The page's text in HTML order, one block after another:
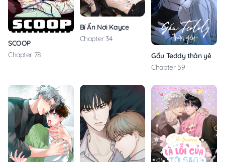
SCOOP
Chapter 78
Bí Ẩn Nơi Kayce
Chapter 34
Gấu Teddy thân yêu
Chapter 59